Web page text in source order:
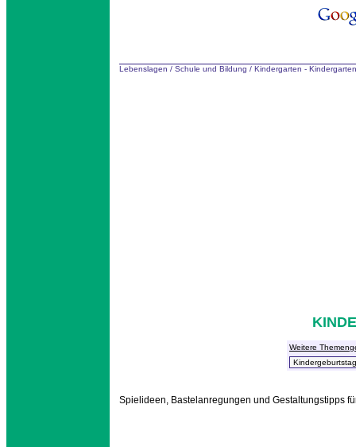
Lebenslagen / Schule und Bildung / Kindergarten -
Weitere
Spielideen, Bastelanregungen und Gestaltungstipps